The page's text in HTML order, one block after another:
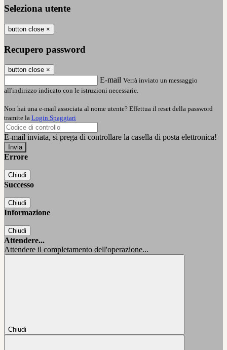
Seleziona utente
button close ×
Recupero password
button close ×
E-mail Verrà inviato un messaggio
all'indirizzo indicato con le istruzioni necessarie.
Non hai una e-mail associata al nome utente? Effettua il reset della password
tramite la Login Spaggiari
E-mail inviata, si prega di controllare la casella di posta elettronica!
Errore
Chiudi
Successo
Chiudi
Informazione
Chiudi
Attendere...
Attendere il completamento dell'operazione...
Chiudi